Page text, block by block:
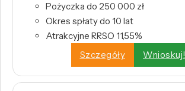
Pożyczka do 250 000 zł
Okres spłaty do 10 lat
Atrakcyjne RRSO 11,55%
Szczegóły
Wnioskuj!